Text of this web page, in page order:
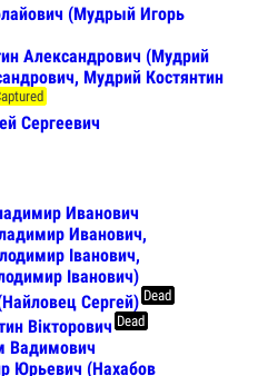
(Мудрый Игорь
Александрович (Мудрий
Мудрий Костянтин
Сергеевич
Иванович
Иванович,
Іванович,
Іванович)
Сергей) Dead
Вікторович Dead
Вадимович
Юрьевич (Нахабов